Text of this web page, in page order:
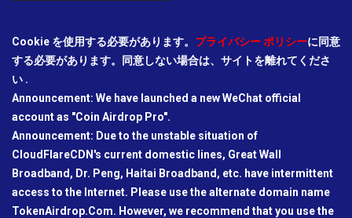
Cookie を使用する必要があります。 プライバシー ポリシーに同意
する必要があります。同意しない場合は、サイトを離れてくださ
い .
Announcement: We have launched a new WeChat official
account as "Coin Airdrop Pro".
Announcement: Due to the unstable situation of
CloudFlareCDN's current domestic lines, Great Wall
Broadband, Dr. Peng, Haitai Broadband, etc. have intermittent
access to the Internet. Please use the alternate domain name
TokenAirdrop.Com. However, we recommend that you use the